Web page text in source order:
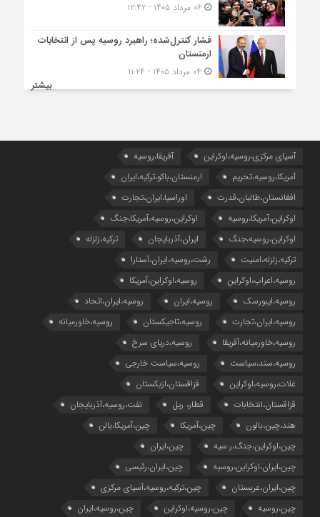
۰۶ مرداد ۱۴۰۵ - ۱۲:۴۲
فشار کنترل‌شده؛ راهبرد روسیه پس از انتخابات
ارمنستان
بیشتر
آسیای مرکزی،روسیه،اوکراین
آفریقا،روسیه
آمریکا،روسیه،تحریم
ارمنستان،باکو،ترکیه،ایران
افغانستان،طالبان،قدرت
اوراسیا،ایران،تجارت
اوکراین،آمریکا،روسیه
اوکراین،روسیه،آمریکا،جنگ
اوکراین،روسیه،جنگ
ایران،آذربایجان
ترکیه،زلزله
ترکیه،زلزله،امنیت
رشت،روسیه،ایران،آستارا
روسیه،اعراب،اوکراین
روسیه،اوکراین،آمریکا
روسیه،ایبورسک
روسیه،ایران
روسیه،ایران،اتحاد
روسیه،ایران،تجارت
روسیه،تاجیکستان
روسیه،خاورمیانه
روسیه،خاورمیانه،آفریقا
روسیه،دریای سرخ
روسیه،سند،سیاست
روسیه،سیاست خارجی
غلات،روسیه،اوکراین
قزاقستان،ازبکستان
قزاقستان،انتخابات
قطار، ریل
نفت،روسیه،آذربایجان
هند،چین،بالون
چین،آمریکا
چین،آمریکا،بالن
چین،اوکراین،جنگ،ر.سیه
چین،ایران
چین،ایران،اوکراین،روسیه
چین،ایران،رئیسی
چین،ایران،عربستان
چین،ترکیه،روسیه،آسیای مرکزی
چین،روسیه
چین،روسیه،اوکراین چین،روسیه،ایران